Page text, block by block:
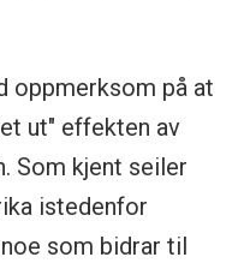
oppmerksom på at
ut" effekten av
Som kjent seiler
istedenfor
som bidrar til